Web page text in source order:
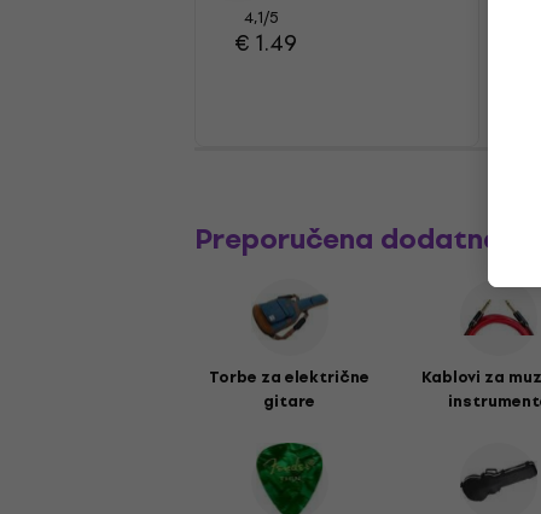
4,1/5
€ 1.49
Preporučena dodatna
Torbe za električne
gitare
Kablovi za